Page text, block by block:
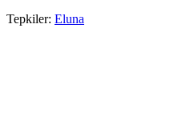
Tepkiler: Eluna